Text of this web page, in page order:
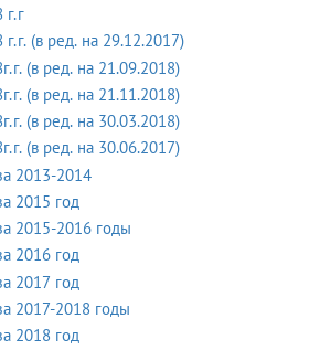
(в ред. на 29.12.2017)
(в ред. на 21.09.2018)
(в ред. на 21.11.2018)
(в ред. на 30.03.2018)
(в ред. на 30.06.2017)
2013-2014
2015 год
2015-2016 годы
2016 год
2017 год
2017-2018 годы
2018 год